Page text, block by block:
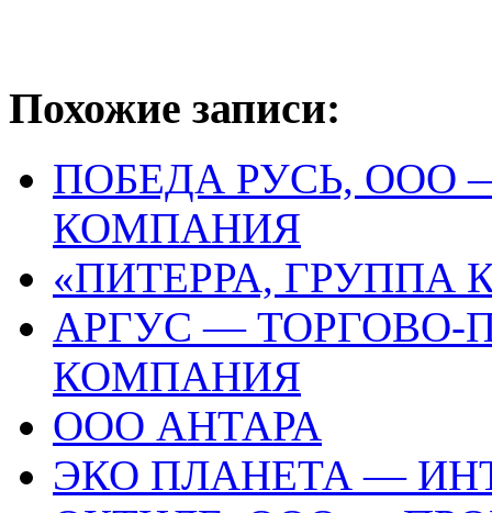
Похожие записи:
ПОБЕДА РУСЬ, ООО
КОМПАНИЯ
«ПИТЕРРА,
АРГУС — ТОРГОВО-
КОМПАНИЯ
ООО АНТАРА
ЭКО ПЛАНЕТА —